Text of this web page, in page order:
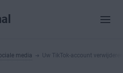
media Uw TikTok-account